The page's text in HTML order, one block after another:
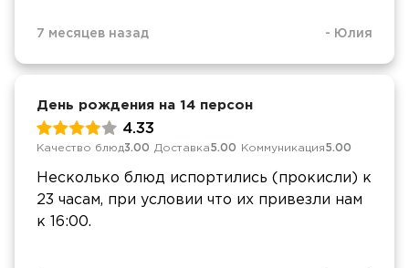
7 месяцев назад - Юлия
День рождения на 14 персон
4.33
Качество блюд3.00 Доставка5.00 Коммуникация5.00
Несколько блюд испортились (прокисли) к
23 часам, при условии что их привезли нам
к 16:00.